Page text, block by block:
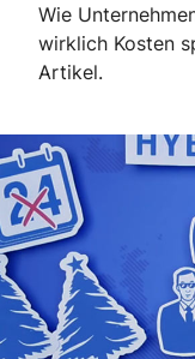
Wie
wirklich Kosten
Artikel.